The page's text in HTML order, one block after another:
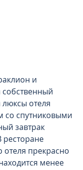
и
собственный
отеля
со спутниковыми
завтрак
ресторане
прекрасно
менее